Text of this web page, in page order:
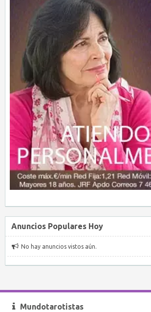
Anuncios Populares Hoy
No hay anuncios vistos aún.
Mundotarotistas